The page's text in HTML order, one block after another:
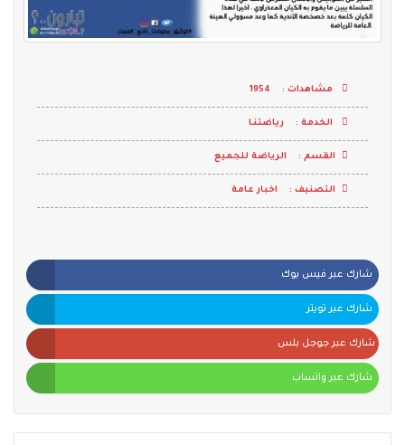
مشاهدات : 1954
الخدمة : رياضتنـا
القسم : الرياضة للجميع
التصنيف : اخبار عامة
شارك عبر فيس بوك
شارك عبر تويتر
شارك عبر جوجل بلس
شارك عبر واتساب